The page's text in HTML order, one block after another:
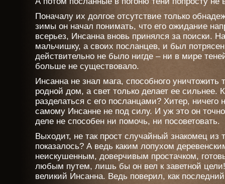
Поначалу их долгое отсутствие только
зимы он начал понимать, что его ожидание
всерьез, Инсанна вновь принялся за поиски.
мальчишку, а своих посланцев, и был
действительно не было нигде – ни в мире
больше не существовало.
Инсанна не знал мага, способного
родной дом, а свет только делает ее сильнее.
разделаться с его посланцами? Хитер,
самому Инсанне не под силу. И уж это он
деле не способен ни помочь, ни посоветовать.
Выходит, не так прост случайный знакомец из
показалось? А ведь каким лопухом
неискушенным, доверчивым простачком,
любым путем, лишь бы он вел к заветной
великий Инсанна. Ведь поверил, как